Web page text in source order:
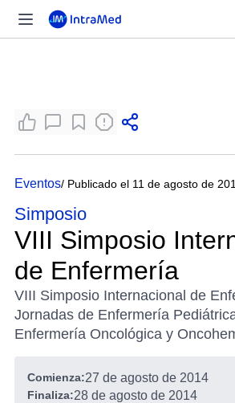
Eventos/ Publicado el 11 de agosto de
Simposio
VIII Simposio
de Enfermería
VIII Simposio Internacional de
Jornadas de Enfermería
Enfermería Oncológica y
Comienza:27 de agosto de 2014
Finaliza:28 de agosto de 2014